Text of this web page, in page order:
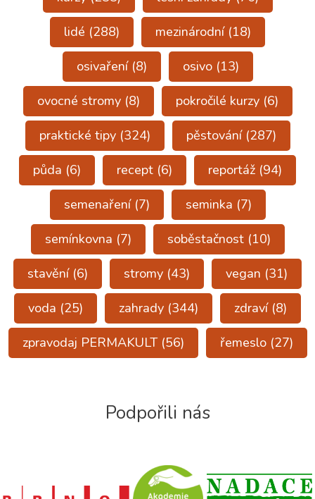
lidé (288) mezinárodní(18)
osivaření(8) osivo(13)
ovocné stromy(8) pokročilé kurzy(6)
praktické tipy(324) pěstování(287)
půda (6) recept (6) reportáž (94)
semenaření(7) seminka (7)
semínkovna (7) soběstačnost(10)
stavění(6) stromy (43) vegan (31)
voda (25) zahrady (344) zdraví(8)
zpravodaj PERMAKULT(56) řemeslo(27)
Podpořili nás